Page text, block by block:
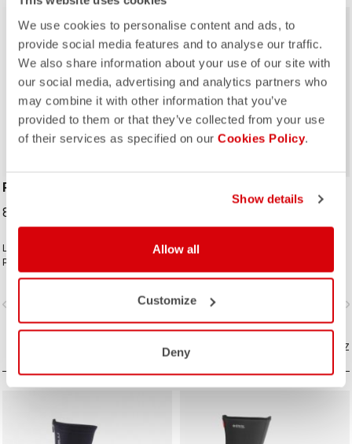
We use cookies to personalise content and ads, to
provide social media features and to analyse our traffic.
We also share information about your use of our site with
our social media, advertising and analytics partners who
may combine it with other information that you’ve
provided to them or that they’ve collected from your use
of their services as specified on our Cookies Policy.
Show details
Allow all
Customize
Deny
ROSSO CORSA
PERFETTO SHOECOVER
89,95 €
Le design des couvre-chaussures
Perfetto, à l'instar de celui de toute
la ligne Perfetto, ainsi que du Gabba,
respirabilité et un ajustement
exceptionnels et un niveau élevé de
protection contre l'humidité et les
polyvalents.
navigate_next
COMPAREZ
Les couvre-chaussures pour des
doublé de polaire avec un
chaud et au sec. La longue
fermeture zippée et le tissu
extensible à l'arrière permettent
d'enfiler facilement ce modèle et
garantissent un ajustement parfait.
navigate_before
COMPAREZ